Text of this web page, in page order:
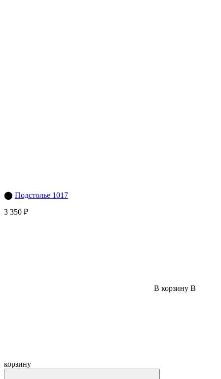
⬤ Подстолье 1017
3 350 ₽
В корзину В
корзину